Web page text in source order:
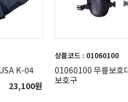
K-04
23,100원
상품코드 : 01060100
01060100 무릎보호
보호구